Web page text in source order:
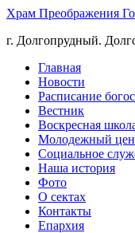
Храм Преображения
г. Долгопрудный.
Главная
Новости
Расписание
Вестник
Воскресная
Молодежный
Социальное
Наша история
Фото
О сектах
Контакты
Епархия